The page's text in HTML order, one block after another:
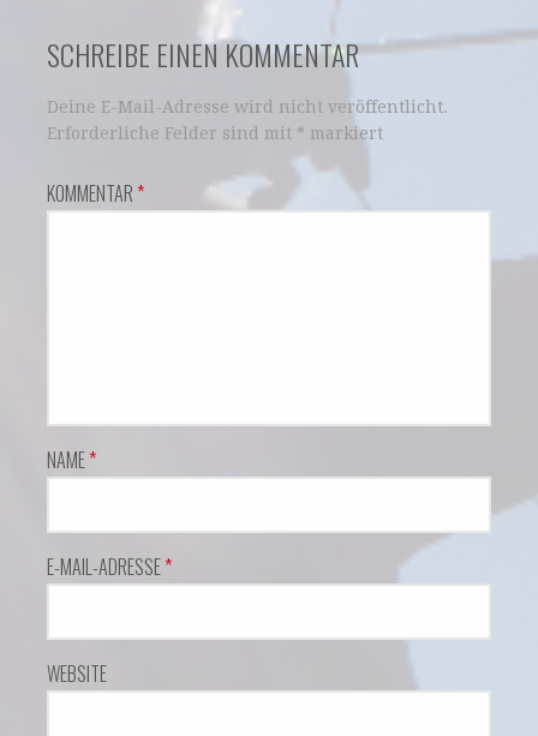
SCHREIBE EINEN KOMMENTAR
Deine E-Mail-Adresse wird nicht veröffentlicht.
Erforderliche Felder sind mit * markiert
KOMMENTAR *
NAME*
E-MAIL-ADRESSE*
WEBSITE